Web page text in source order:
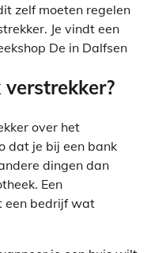
zelf moeten regelen
Je vindt een
De in Dalfsen
over het
dat je bij een bank
dingen dan
Een
een bedrijf wat